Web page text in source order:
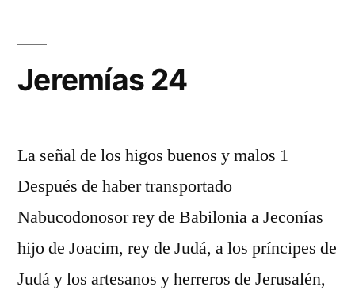
Jeremías 24
La señal de los higos buenos y malos 1
Después de haber transportado
Nabucodonosor rey de Babilonia a Jeconías
hijo de Joacim, rey de Judá, a los príncipes de
Judá y los artesanos y herreros de Jerusalén,